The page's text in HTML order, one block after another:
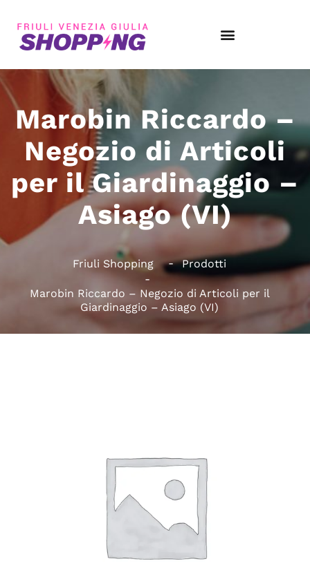
Marobin Riccardo –
Negozio di Articoli
per il Giardinaggio –
Asiago (VI)
Friuli Shopping Prodotti
Marobin Riccardo – Negozio di Articoli per il
Giardinaggio – Asiago (VI)